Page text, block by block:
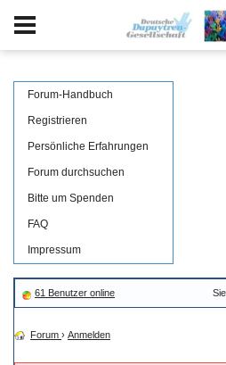
Forum-Handbuch
Registrieren
Persönliche Erfahrungen
Forum durchsuchen
Bitte um Spenden
FAQ
Impressum
61 Benutzer online
Forum › Anmelden